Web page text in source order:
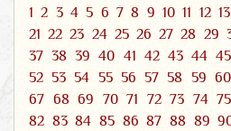
1 2 3 4 5 6 7 8 9 10 11 12 13
21 22 23 24 25 26 27 28 29
37 38 39 40 41 42 43 44 45
52 53 54 55 56 57 58 59 60
67 68 69 70 71 72 73 74 75
82 83 84 85 86 87 88 89